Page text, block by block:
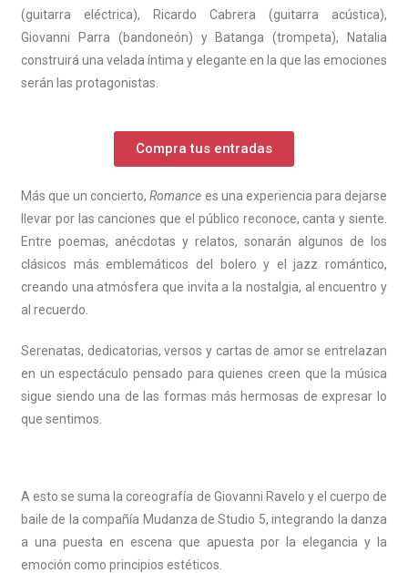
(guitarra eléctrica), Ricardo Cabrera (guitarra acústica),
Giovanni Parra (bandoneón) y Batanga (trompeta), Natalia
construirá una velada íntima y elegante en la que las emociones
serán las protagonistas.
Compra tus entradas
Más que un concierto,Romance es una experiencia para dejarse
llevar por las canciones que el público reconoce, canta y siente.
Entre poemas, anécdotas y relatos, sonarán algunos de los
clásicos más emblemáticos del bolero y el jazz romántico,
creando una atmósfera que invita a la nostalgia, al encuentro y
al recuerdo.
Serenatas, dedicatorias, versos y cartas de amor se entrelazan
en un espectáculo pensado para quienes creen que la música
sigue siendo una de las formas más hermosas de expresar lo
que sentimos.
A esto se suma la coreografía de Giovanni Ravelo y el cuerpo de
baile de la compañía Mudanza de Studio 5, integrando la danza
a una puesta en escena que apuesta por la elegancia y la
emoción como principios estéticos.